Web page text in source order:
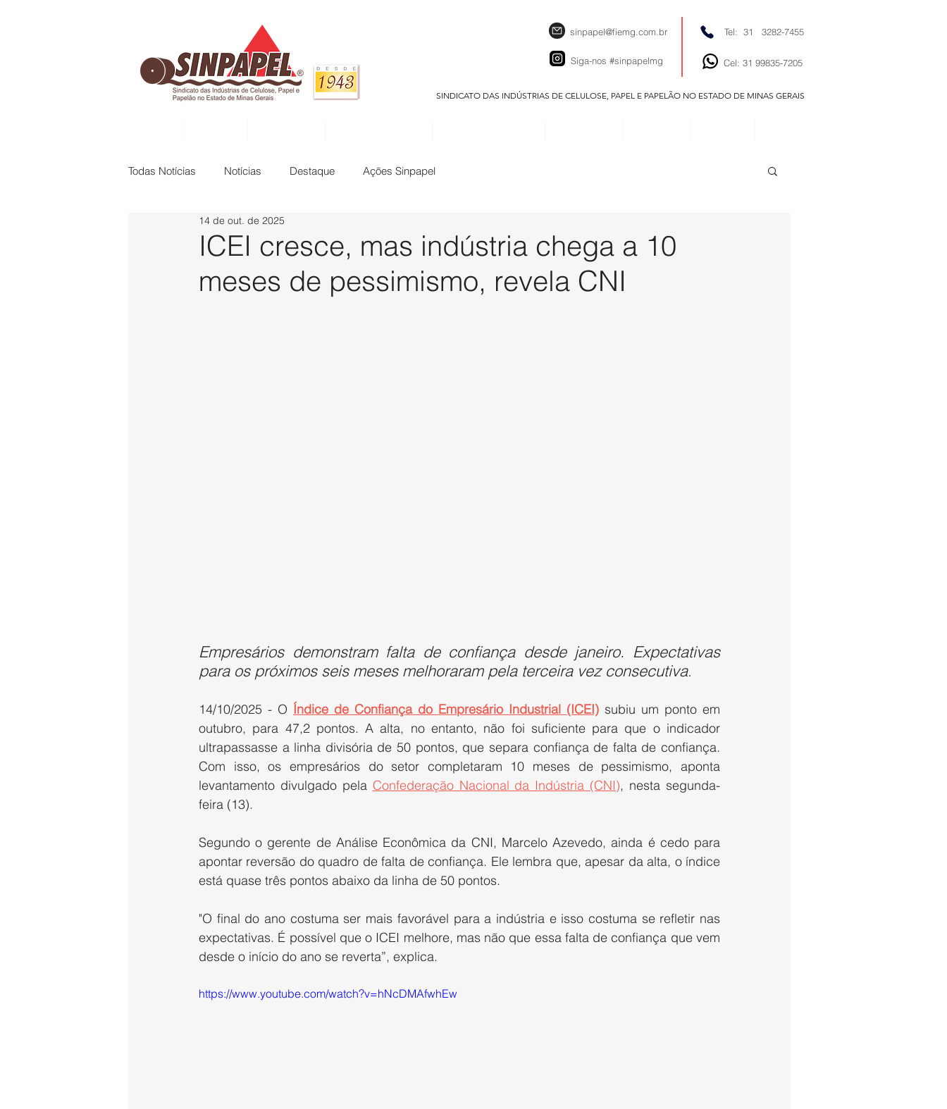
sinpapel@fiemg.com.br
Siga-nos #sinpapelmg
Tel: 31 3282-7455
Cel: 31 99835-7205
SINDICATO DAS INDÚSTRIAS DE CELULOSE, PAPEL E PAPELÃO NO ESTADO DE MINAS GERAIS
Todas Notícias Notícias Destaque Ações Sinpapel
ICEI cresce, mas indústria chega a 10
meses de pessimismo, revela CNI
14 de out. de 2025
Empresários demonstram falta de confiança desde janeiro. Expectativas
para os próximos seis meses melhoraram pela terceira vez consecutiva.
14/10/2025 - O Índice de Confiança do Empresário Industrial (ICEI) subiu um ponto em
outubro, para 47,2 pontos. A alta, no entanto, não foi suficiente para que o indicador
ultrapassasse a linha divisória de 50 pontos, que separa confiança de falta de confiança.
Com isso, os empresários do setor completaram 10 meses de pessimismo, aponta
levantamento divulgado pela Confederação Nacional da Indústria (CNI), nesta segunda-
feira (13).
Segundo o gerente de Análise Econômica da CNI, Marcelo Azevedo, ainda é cedo para
apontar reversão do quadro de falta de confiança. Ele lembra que, apesar da alta, o índice
está quase três pontos abaixo da linha de 50 pontos.
"O final do ano costuma ser mais favorável para a indústria e isso costuma se refletir nas
expectativas. É possível que o ICEI melhore, mas não que essa falta de confiança que vem
desde o início do ano se reverta”, explica.
https://www.youtube.com/watch?v=hNcDMAfwhEw